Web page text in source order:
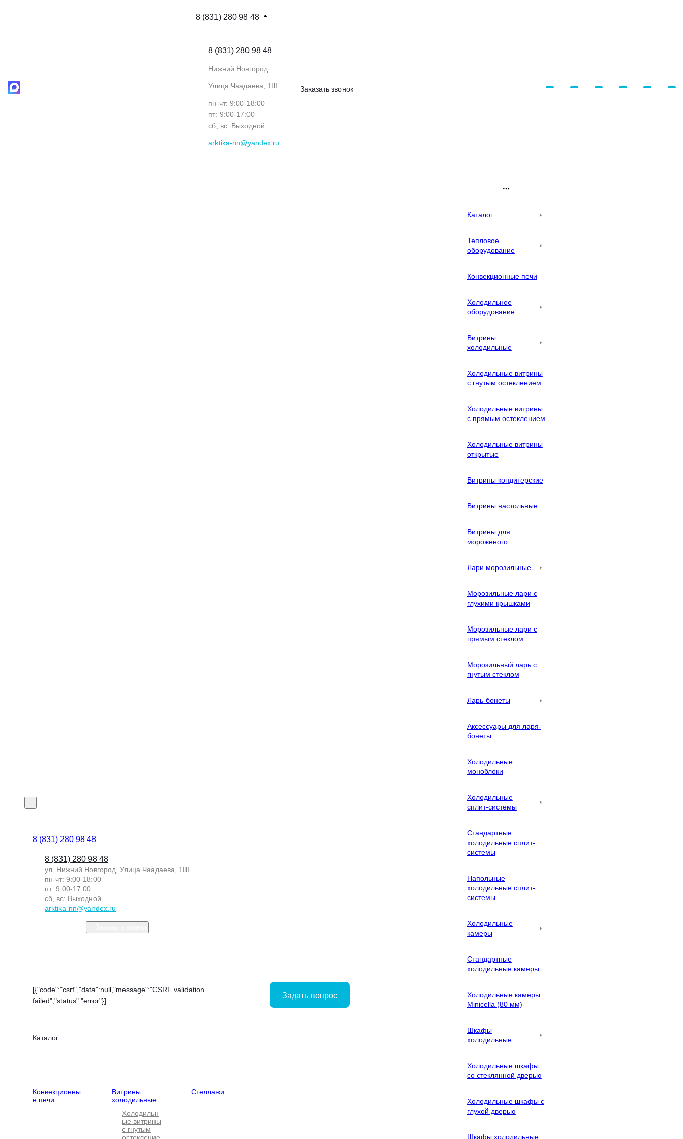
8 (831) 280 98 48
8 (831) 280 98 48
Нижний Новгород
Улица Чаадаева, 1Ш
пн-чт: 9:00-18:00
пт: 9:00-17:00
сб, вс: Выходной
arktika-nn@yandex.ru
Заказать звонок
8 (831) 280 98 48
8 (831) 280 98 48
ул. Нижний Новгород, Улица Чаадаева, 1Ш
пн-чт: 9:00-18:00
пт: 9:00-17:00
сб, вс: Выходной
arktika-nn@yandex.ru
[{"code":"csrf","data":null,"message":"CSRF validation
failed","status":"error"}]
Задать вопрос
Каталог
Конвекционны
е печи
Витрины
холодильные
Холодильн
ые витрины
с гнутым
Стеллажи
Каталог
Тепловое
оборудование
Конвекционные печи
Холодильное
оборудование
Витрины
холодильные
Холодильные витрины
с гнутым остеклением
Холодильные витрины
с прямым остеклением
Холодильные витрины
открытые
Витрины кондитерские
Витрины настольные
Витрины для
мороженого
Лари морозильные
Морозильные лари с
глухими крышками
Морозильные лари с
прямым стеклом
Морозильный ларь с
гнутым стеклом
Ларь-бонеты
Аксессуары для ларя-
бонеты
Холодильные
моноблоки
Холодильные
сплит-системы
Стандартные
холодильные сплит-
системы
Напольные
холодильные сплит-
системы
Холодильные
камеры
Стандартные
холодильные камеры
Холодильные камеры
Minicella (80 мм)
Шкафы
холодильные
Холодильные шкафы
со стеклянной дверью
Холодильные шкафы с
глухой дверью
Шкафы холодильные